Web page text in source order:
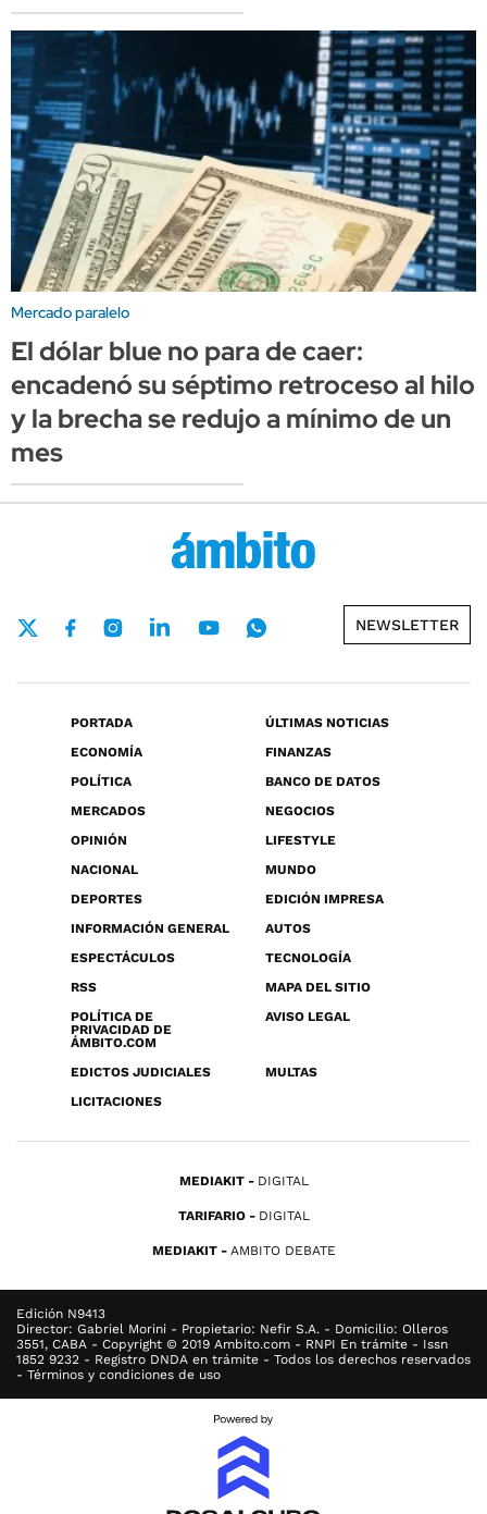
Mercado paralelo
El dólar blue no para de caer:
encadenó su séptimo retroceso al hilo
y la brecha se redujo a mínimo de un
mes
NEWSLETTER
PORTADA
ÚLTIMAS NOTICIAS
ECONOMÍA
FINANZAS
POLÍTICA
BANCO DE DATOS
MERCADOS
NEGOCIOS
OPINIÓN
LIFESTYLE
NACIONAL
MUNDO
DEPORTES
EDICIÓN IMPRESA
INFORMACIÓN GENERAL
AUTOS
ESPECTÁCULOS
TECNOLOGÍA
RSS
MAPA DEL SITIO
POLÍTICA DE
PRIVACIDAD DE
ÁMBITO.COM
AVISO LEGAL
EDICTOS JUDICIALES
MULTAS
LICITACIONES
MEDIAKIT DIGITAL
TARIFARIO DIGITAL
MEDIAKIT AMBITO DEBATE
Edición N9413
Director: Gabriel Morini - Propietario: Nefir S.A. - Domicilio: Olleros
3551, CABA - Copyright © 2019 Ambito.com - RNPI En trámite - Issn
1852 9232 - Registro DNDA en trámite - Todos los derechos reservados
- Términos y condiciones de uso